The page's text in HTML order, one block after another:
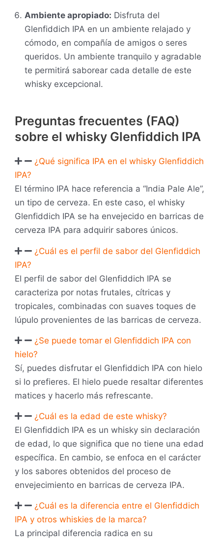
Ambiente apropiado: Disfruta del
Glenfiddich IPA en un ambiente relajado y
cómodo, en compañía de amigos o seres
queridos. Un ambiente tranquilo y agradable
te permitirá saborear cada detalle de este
whisky excepcional.
Preguntas frecuentes (FAQ)
sobre el whisky Glenfiddich IPA
¿Qué significa IPA en el whisky Glenfiddich
IPA?
El término IPA hace referencia a “India Pale Ale”,
un tipo de cerveza. En este caso, el whisky
Glenfiddich IPA se ha envejecido en barricas de
cerveza IPA para adquirir sabores únicos.
¿Cuál es el perfil de sabor del Glenfiddich
IPA?
El perfil de sabor del Glenfiddich IPA se
caracteriza por notas frutales, cítricas y
tropicales, combinadas con suaves toques de
lúpulo provenientes de las barricas de cerveza.
¿Se puede tomar el Glenfiddich IPA con
hielo?
Sí, puedes disfrutar el Glenfiddich IPA con hielo
si lo prefieres. El hielo puede resaltar diferentes
matices y hacerlo más refrescante.
¿Cuál es la edad de este whisky?
El Glenfiddich IPA es un whisky sin declaración
de edad, lo que significa que no tiene una edad
específica. En cambio, se enfoca en el carácter
y los sabores obtenidos del proceso de
envejecimiento en barricas de cerveza IPA.
¿Cuál es la diferencia entre el Glenfiddich
IPA y otros whiskies de la marca?
La principal diferencia radica en su